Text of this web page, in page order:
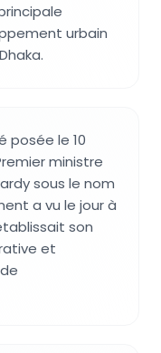
urbain
posée le 10
ministre
sous le nom
a vu le jour à
son
et